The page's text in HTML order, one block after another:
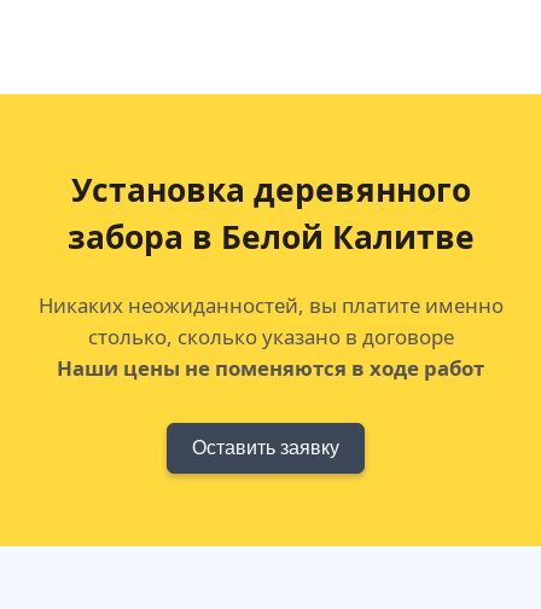
Установка деревянного
забора в Белой Калитве
Никаких неожиданностей, вы платите именно
столько, сколько указано в договоре
Наши цены не поменяются в ходе работ
Оставить заявку